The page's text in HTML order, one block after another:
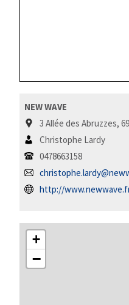
NEW WAVE
3 Allée des Abruzzes,
Christophe Lardy
0478663158
http://
+
−